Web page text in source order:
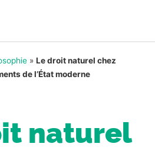
» Le droit naturel chez
de l’État moderne
naturel